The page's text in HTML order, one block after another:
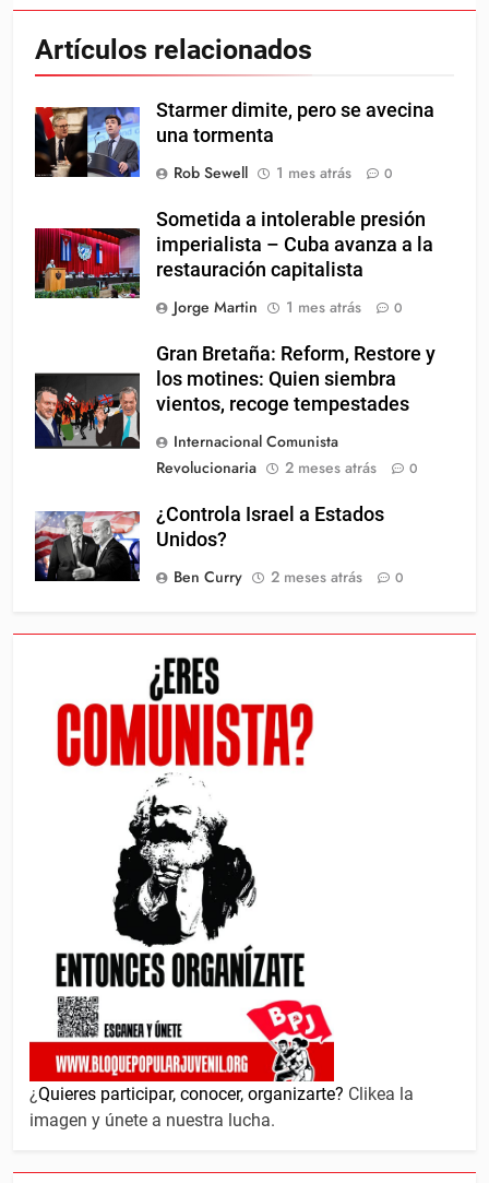
Artículos relacionados
Starmer dimite, pero se avecina
una tormenta
Rob Sewell
1 mes atrás 0
Sometida a intolerable presión
imperialista – Cuba avanza a la
restauración capitalista
Jorge Martin
1 mes atrás 0
Gran Bretaña: Reform, Restore y
los motines: Quien siembra
vientos, recoge tempestades
Internacional Comunista
Revolucionaria
2 meses atrás 0
¿Controla Israel a Estados
Unidos?
Ben Curry
2 meses atrás 0
¿Quieres participar, conocer, organizarte? Clikea la
imagen y únete a nuestra lucha.